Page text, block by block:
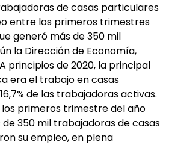
de casas particulares
entre los primeros trimestres
generó más de 350 mil
la Dirección de Economía,
principios de 2020, la principal
era el trabajo en casas
de las trabajadoras activas.
primeros trimestre del año
de 350 mil trabajadoras de casas
su empleo, en plena